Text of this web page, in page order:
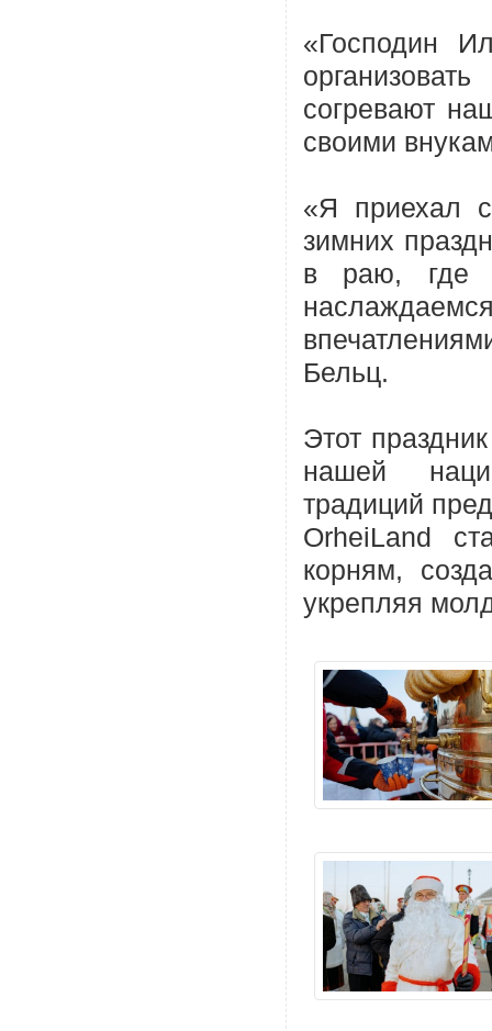
«Господин
согревают
своими
«Я приехал
зимних
в раю, где
Бельц.
Этот
нашей
традиций
OrheiLand
корням,
укрепляя